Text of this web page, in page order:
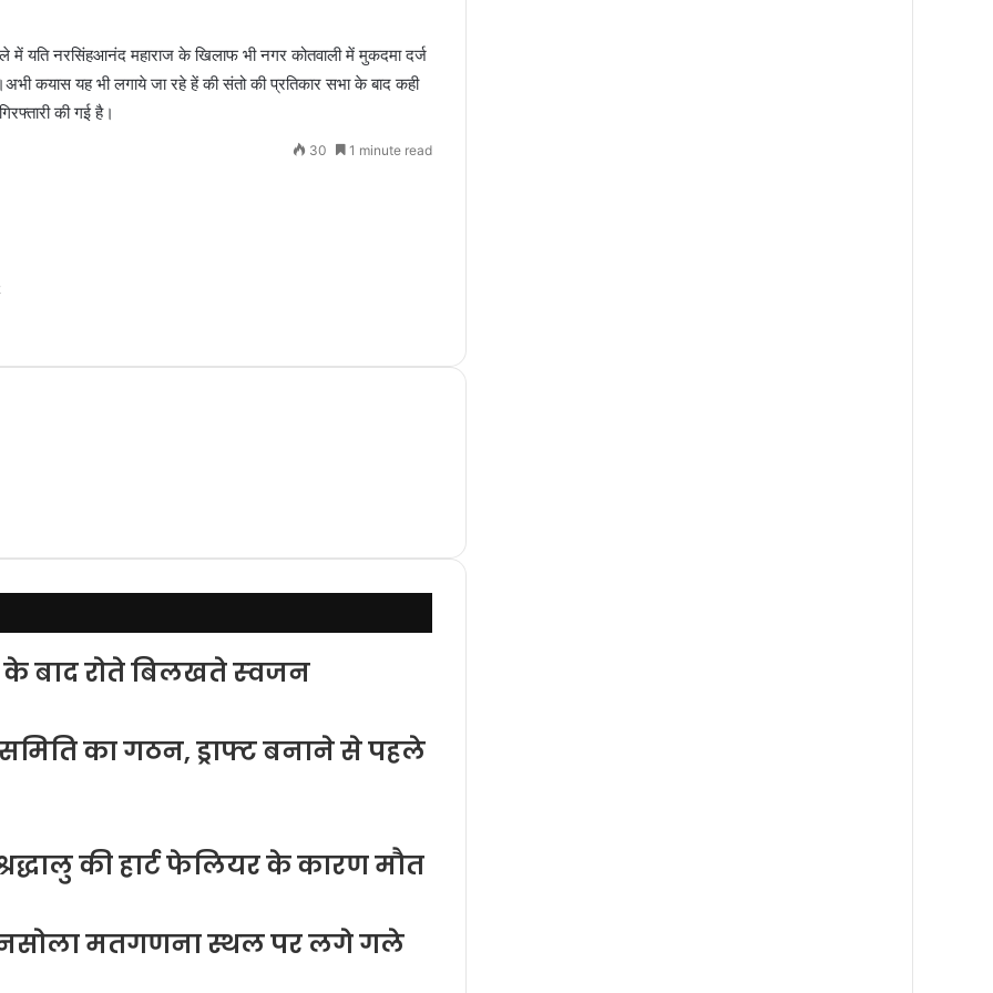
में यति नरसिंहआनंद महाराज के खिलाफ भी नगर कोतवाली में मुकदमा दर्ज
कयास यह भी लगाये जा रहे हें की संतो की प्रतिकार सभा के बाद कही
की गई है।
30 1 minute read
के बाद रोते बिलखते स्‍वजन
का गठन, ड्राफ्ट बनाने से पहले
की हार्ट फेलियर के कारण मौत
गुनसोला मतगणना स्थल पर लगे गले